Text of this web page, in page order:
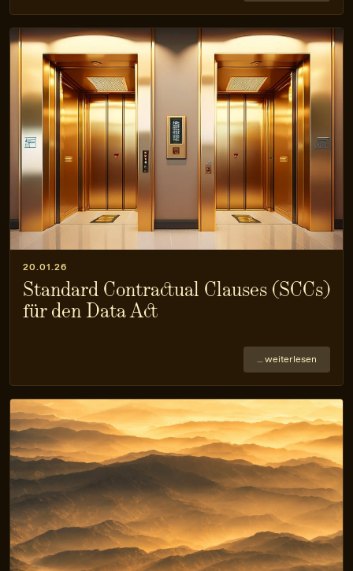
20.01.26
Standard Contractual Clauses (SCCs)
für den Data Act
… weiterlesen